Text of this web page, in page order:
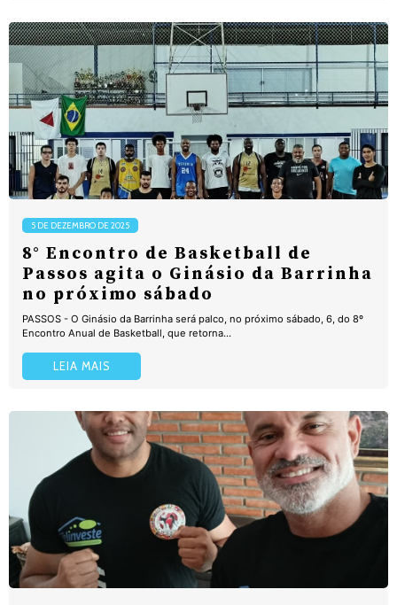
5 DE DEZEMBRO DE 2025
8° Encontro de Basketball de
Passos agita o Ginásio da Barrinha
no próximo sábado
PASSOS - O Ginásio da Barrinha será palco, no próximo sábado, 6, do 8º
Encontro Anual de Basketball, que retorna...
LEIA MAIS